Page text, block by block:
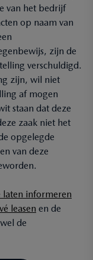
van het bedrijf
op naam van
zijn de
verschuldigd.
zijn, wil niet
af mogen
staan dat deze
zaak niet het
opgelegde
van deze
laten informeren
leasen en de
de